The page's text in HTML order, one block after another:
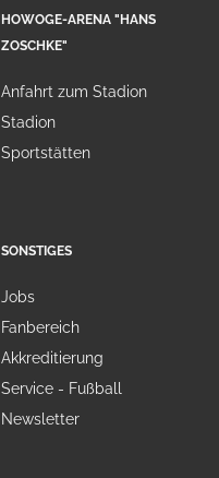
HOWOGE-ARENA "HANS
ZOSCHKE"
Anfahrt zum Stadion
Stadion
Sportstätten
SONSTIGES
Jobs
Fanbereich
Akkreditierung
Service - Fußball
Newsletter